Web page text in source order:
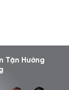
Tận Hưởng